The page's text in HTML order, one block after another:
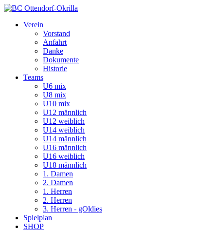
Verein
Vorstand
Anfahrt
Danke
Dokumente
Historie
Teams
U6 mix
U8 mix
U10 mix
U12 männlich
U12 weiblich
U14 weiblich
U14 männlich
U16 männlich
U16 weiblich
U18 männlich
1. Damen
2. Damen
1. Herren
2. Herren
3. Herren - gOldies
Spielplan
SHOP